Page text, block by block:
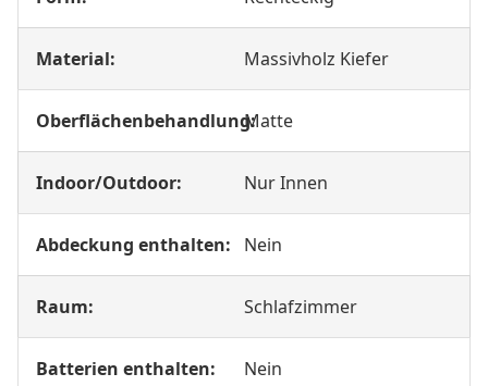
Material: Massivholz Kiefer
Oberflächenbehandlung:Matte
Indoor/Outdoor: Nur Innen
Abdeckung enthalten: Nein
Raum: Schlafzimmer
Batterien enthalten: Nein